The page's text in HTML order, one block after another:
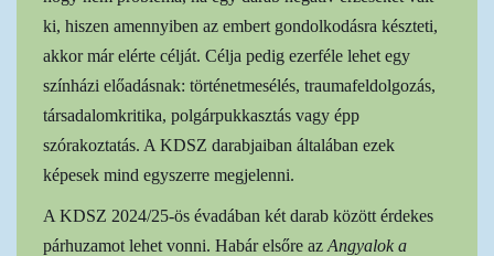
ki, hiszen amennyiben az embert gondolkodásra készteti,
akkor már elérte célját. Célja pedig ezerféle lehet egy
színházi előadásnak: történetmesélés, traumafeldolgozás,
társadalomkritika, polgárpukkasztás vagy épp
szórakoztatás. A KDSZ darabjaiban általában ezek
képesek mind egyszerre megjelenni.
A KDSZ 2024/25-ös évadában két darab között érdekes
párhuzamot lehet vonni. Habár elsőre az Angyalok a